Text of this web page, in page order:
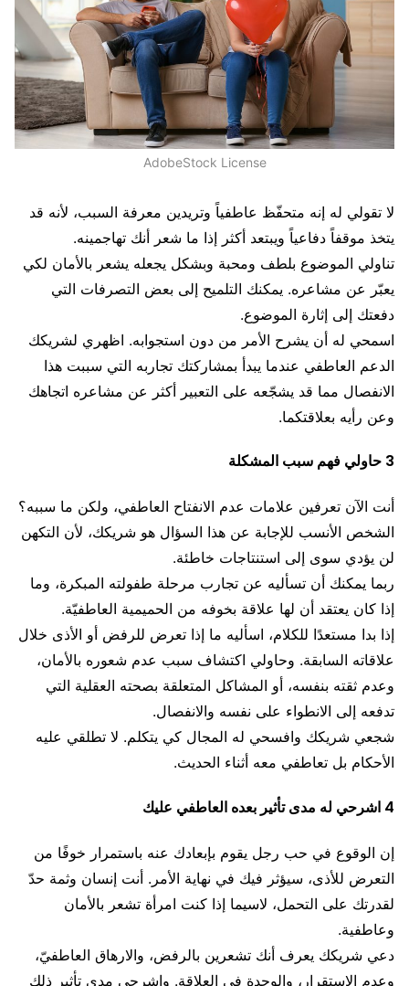
AdobeStock License
لا تقولي له إنه متحفّظ عاطفياً وتريدين معرفة السبب، لأنه قد
يتخذ موقفاً دفاعياً ويبتعد أكثر إذا ما شعر أنك تهاجمينه.
تناولي الموضوع بلطف ومحبة وبشكل يجعله يشعر بالأمان لكي
يعبّر عن مشاعره. يمكنك التلميح إلى بعض التصرفات التي
دفعتك إلى إثارة الموضوع.
اسمحي له أن يشرح الأمر من دون استجوابه. اظهري لشريكك
الدعم العاطفي عندما يبدأ بمشاركتك تجاربه التي سببت هذا
الانفصال مما قد يشجّعه على التعبير أكثر عن مشاعره اتجاهك
وعن رأيه بعلاقتكما.
3 حاولي فهم سبب المشكلة
أنت الآن تعرفين علامات عدم الانفتاح العاطفي، ولكن ما سببه؟
الشخص الأنسب للإجابة عن هذا السؤال هو شريكك، لأن التكهن
لن يؤدي سوى إلى استنتاجات خاطئة.
ربما يمكنك أن تسأليه عن تجارب مرحلة طفولته المبكرة، وما
إذا كان يعتقد أن لها علاقة بخوفه من الحميمية العاطفيّة.
إذا بدا مستعدًا للكلام، اسأليه ما إذا تعرض للرفض أو الأذى خلال
علاقاته السابقة. وحاولي اكتشاف سبب عدم شعوره بالأمان،
وعدم ثقته بنفسه، أو المشاكل المتعلقة بصحته العقلية التي
تدفعه إلى الانطواء على نفسه والانفصال.
شجعي شريكك وافسحي له المجال كي يتكلم. لا تطلقي عليه
الأحكام بل تعاطفي معه أثناء الحديث.
4 اشرحي له مدى تأثير بعده العاطفي عليك
إن الوقوع في حب رجل يقوم بإبعادك عنه باستمرار خوفًا من
التعرض للأذى، سيؤثر فيك في نهاية الأمر. أنت إنسان وثمة حدّ
لقدرتك على التحمل، لاسيما إذا كنت امرأة تشعر بالأمان
وعاطفية.
دعي شريكك يعرف أنك تشعرين بالرفض، والارهاق العاطفيّ،
وعدم الاستقرار، والوحدة في العلاقة. واشرحي مدى تأثير ذلك